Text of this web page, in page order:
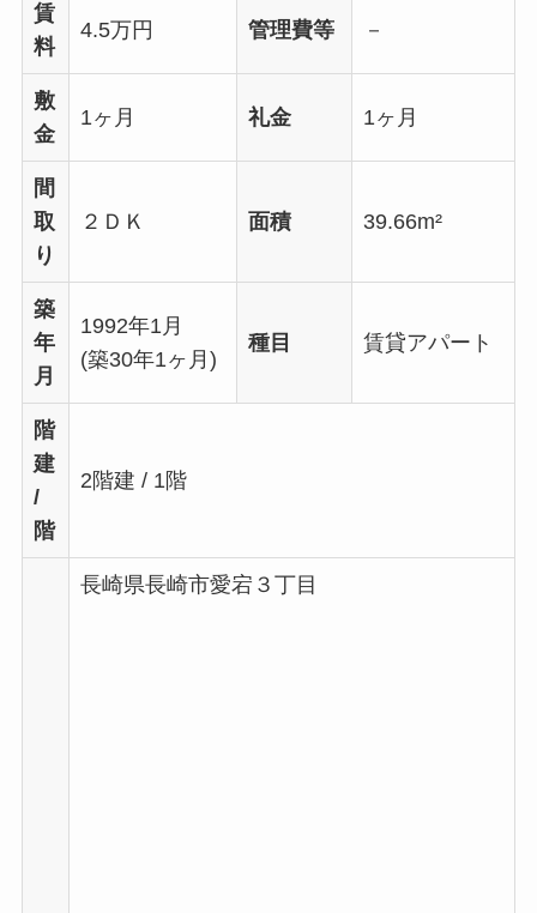
賃
料
4.5万円 管理費等 －
敷
金
1ヶ月 礼金 1ヶ月
間
取
り
２ＤＫ 面積 39.66m²
築
年
月
1992年1月
(築30年1ヶ月)
種目 賃貸アパート
階
建
/
階
2階建 / 1階
長崎県長崎市愛宕３丁目